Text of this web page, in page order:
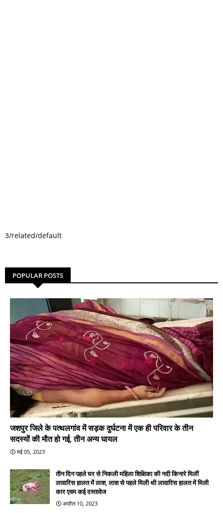
3/related/default
POPULAR POSTS
जशपुर जिले के पत्थलगांव में सड़क दुर्घटना में एक ही परिवार के तीन
सदस्यों की मौत हो गई, तीन अन्य घायल
मई 05, 2023
तीन दिन पहले घर से निकली महिला शिक्षिका की नदी किनारे मिलीं
लावारिस हालत में लाश, लाश से पहले मिली थी लावारिस हालत में मिली
कार एवम कई दस्तावेज
अप्रैल 10, 2023